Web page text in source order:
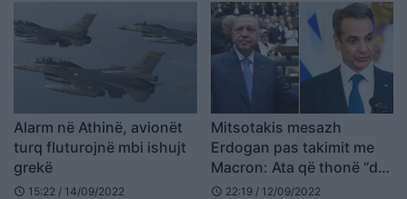
Alarm në Athinë, avionët
turq fluturojnë mbi ishujt
grekë
schedule 15:22 / 14/09/2022
Mitsotakis mesazh
Erdogan pas takimit me
Macron: Ata që thonë “do
të vijmë natën”, i presim
schedule 22:19 / 12/09/2022